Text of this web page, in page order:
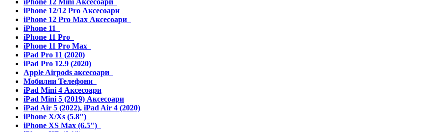
iPhone 12 Mini Аксесоари
iPhone 12/12 Pro Аксесоари
iPhone 12 Pro Max Аксесоари
iPhone 11
iPhone 11 Pro
iPhone 11 Pro Max
iPad Pro 11 (2020)
iPad Pro 12.9 (2020)
Apple Airpods аксесоари
Мобилни Телефони
iPad Mini 4 Аксесоари
iPad Mini 5 (2019) Аксесоари
iPad Air 5 (2022), iPad Air 4 (2020)
iPhone X/Xs (5.8")
iPhone XS Max (6.5")